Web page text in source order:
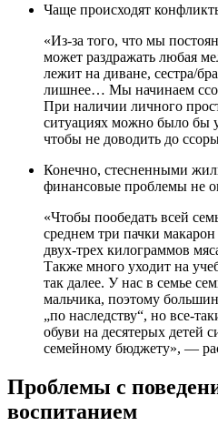
Чаще происходят
«Из-за того, что мы
может раздражать любая
лежит на диване, сестра/
лишнее… Мы начинаем
При наличии личного
ситуациях можно было бы
чтобы не доводить до
Конечно, стесненными
финансовые проблемы не
«Чтобы пообедать всей
среднем три пачки
двух-трех килограммов
Также много уходит на
так далее. У нас в семье
мальчика, поэтому
„по наследству“, но все-
обуви на десятерых детей
семейному бюджету», —
Проблемы с
воспитанием